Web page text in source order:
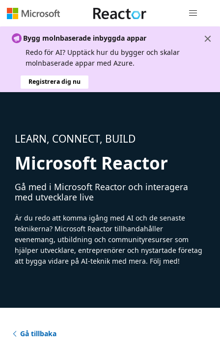
Bygg molnbaserade inbyggda appar
Redo för AI? Upptäck hur du bygger och skalar
molnbaserade appar med Azure.
Registrera dig nu
LEARN, CONNECT, BUILD
Microsoft Reactor
Gå med i Microsoft Reactor och interagera
med utvecklare live
Är du redo att komma igång med AI och de senaste
teknikerna? Microsoft Reactor tillhandahåller
evenemang, utbildning och communityresurser som
hjälper utvecklare, entreprenörer och nystartade företag
att bygga vidare på AI-teknik med mera. Följ med!
Gå tillbaka